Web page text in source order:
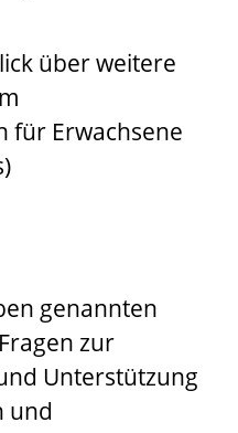
über weitere
für Erwachsene
genannten
zur
Unterstützung
und